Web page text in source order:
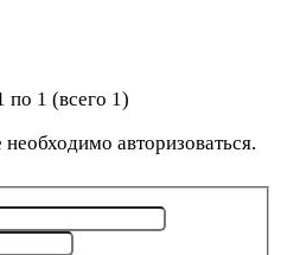
1 (всего 1)
необходимо авторизоваться.